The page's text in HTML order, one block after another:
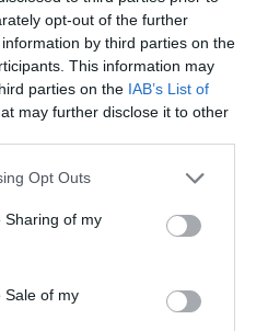
opt-out of the further
by third parties on the
This information may
parties on the IAB’s List of
may further disclose it to other
Opt Outs
Sharing of my
Sale of my
εκ μέρους τους. Είναι
του κόσμου και αυτό
για μένα. Πάντα
άλλη, ο τελικός είναι
Chiles.
χάλκινο μετάλλιο στο
δύο ασημένια μετάλλια
αγώνισμα. Έχει επίσης